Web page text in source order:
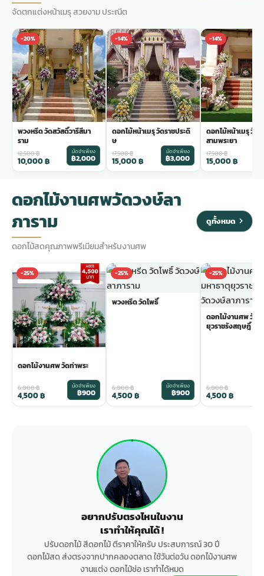
จัดตกแต่งหน้าเมรุ สวยงาม ประณีต
-20%
พวงหรีด วัดสวัสดิ์วารีสีมา
ราม
12,500฿
10,000฿
มัดจำเพียง
฿2,000
-14%
ดอกไม้หน้าเมรุ วัดราชประดิ
ษ
17,500฿
15,000฿
มัดจำเพียง
฿3,000
-14%
ดอกไม้หน้าเมรุ วัด
สามพระยา
17,500฿
15,000฿
ดอกไม้งานศพวัดวงษ์ลา
ภาราม
ดอกไม้สดคุณภาพพรีเมียมสำหรับงานศพ
ดูทั้งหมด
-25%
ดอกไม้งานศพ วัดท่าพระ
6,000฿
4,500฿
มัดจำเพียง
฿900
-25%
พวงหรีด วัดโพธิ์
6,000฿
4,500฿
มัดจำเพียง
฿900
-25%
ดอกไม้งานศพ วัดม
ยุวราชรังสฤษฎิ์
6,000฿
4,500฿
อยากปรับตรงไหนในงาน
เราทำให้คุณได้ !
ปรับดอกไม้ สีดอกไม้ ตีราคาให้ครับ ประสบการณ์ 30 ปี
ดอกไม้สด ส่งตรงจากปากคลองตลาด ใช้วันต่อวัน ดอกไม้งานศพ
งานแต่ง ดอกไม้ช่อ เราทำได้หมด